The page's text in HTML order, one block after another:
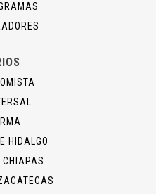
HIDALGO
CHIAPAS